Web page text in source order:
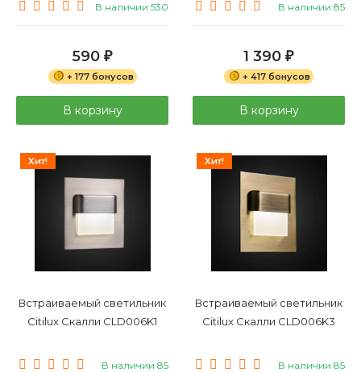
В наличии 530
590 ₽
+ 177 бонусов
В корзину
В наличии 85
1 390 ₽
+ 417 бонусов
В корзину
Хит!
Встраиваемый светильник
Citilux Скалли CLD006K1
В наличии 85
Хит!
Встраиваемый светильник
Citilux Скалли CLD006K3
В наличии 85